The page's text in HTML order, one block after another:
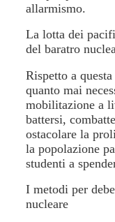
allarmismo.
La lotta dei
del baratro
Rispetto a
quanto mai
mobilitazione a
battersi,
ostacolare la
la popolazione
studenti a
I metodi per
nucleare